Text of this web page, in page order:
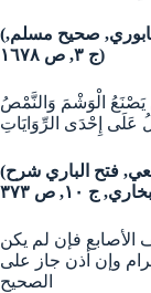
(مسلم بن الحجاج أبو الحسن القشيري النيسابوري, صحيح مسلم,
ج ۳, ص
١٦٧ ٨)
يَصْنَعُ الْوَشْمَ وَالنَّمْصُ
عَلَى إِحْدَى الرِّوَايَاتِ
(أحمد بن حجر أبو الفضل العسقلاني الشافعي, فتح الباري شرح
ج
١
اﻷﺻﺎﺑﻊ ﻓﺈﻥ ﻟﻢ ﻳﻜﻦ
ﻭﺇﻥ ﺃﺫﻥ ﺟﺎﺯ ﻋﻠﻰ
اﻟﺼﺤﻴﺢ